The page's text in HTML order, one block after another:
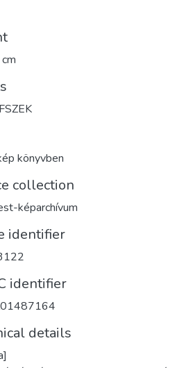
könyvben
collection
képarchívum
identifier
identifier
details